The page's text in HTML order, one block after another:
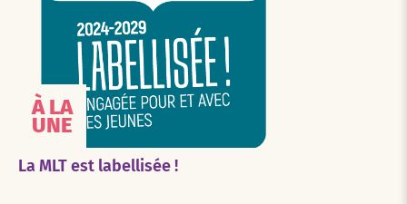
À LA
UNE
La MLT est labellisée !